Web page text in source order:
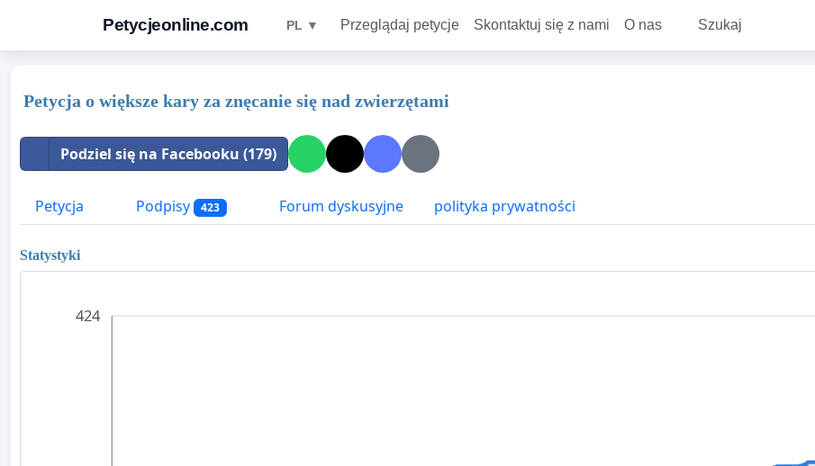
Petycjeonline.com PL ▼ Przeglądaj petycje Skontaktuj się z nami O nas Szukaj
Petycja o większe kary za znęcanie się nad zwierzętami
Podziel się na Facebooku (179)
Petycja Podpisy 423 Forum dyskusyjne polityka prywatności
Statystyki
424